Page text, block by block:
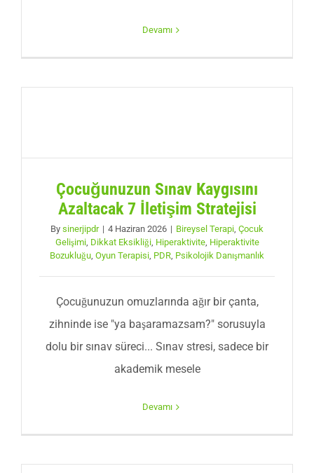
Devamı
Çocuğunuzun Sınav Kaygısını
Azaltacak 7 İletişim Stratejisi
By sinerjipdr | 4 Haziran 2026 | Bireysel Terapi, Çocuk
Gelişimi, Dikkat Eksikliği, Hiperaktivite, Hiperaktivite
Bozukluğu, Oyun Terapisi, PDR, Psikolojik Danışmanlık
Çocuğunuzun omuzlarında ağır bir çanta,
zihninde ise "ya başaramazsam?" sorusuyla
dolu bir sınav süreci... Sınav stresi, sadece bir
akademik mesele
Devamı